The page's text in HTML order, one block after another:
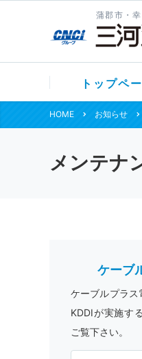
蒲郡市・
トップペ
HOME お知らせ
メンテナ
ケーブ
ケーブルプラス
KDDIが実施す
ご覧下さい。